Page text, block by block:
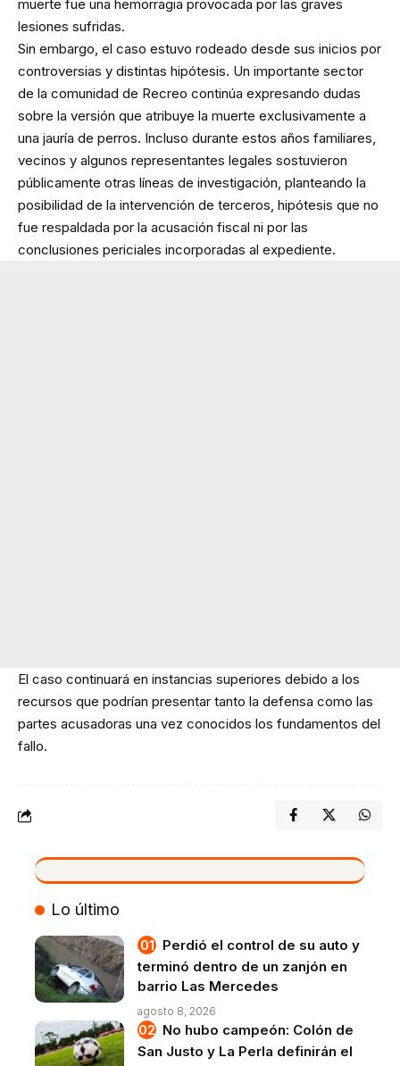
muerte fue una hemorragia provocada por las graves
lesiones sufridas.
Sin embargo, el caso estuvo rodeado desde sus inicios por
controversias y distintas hipótesis. Un importante sector
de la comunidad de Recreo continúa expresando dudas
sobre la versión que atribuye la muerte exclusivamente a
una jauría de perros. Incluso durante estos años familiares,
vecinos y algunos representantes legales sostuvieron
públicamente otras líneas de investigación, planteando la
posibilidad de la intervención de terceros, hipótesis que no
fue respaldada por la acusación fiscal ni por las
conclusiones periciales incorporadas al expediente.
El caso continuará en instancias superiores debido a los
recursos que podrían presentar tanto la defensa como las
partes acusadoras una vez conocidos los fundamentos del
fallo.
VIVO
Lo último
Perdió el control de su auto y
terminó dentro de un zanjón en
barrio Las Mercedes
agosto 8, 2026
No hubo campeón: Colón de
San Justo y La Perla definirán el